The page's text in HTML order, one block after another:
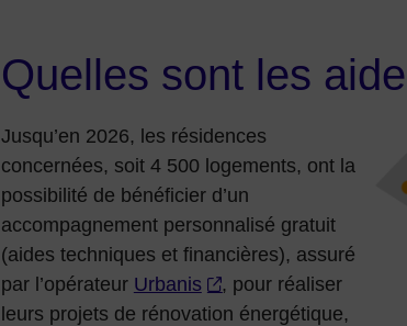
Quelles sont les
Jusqu’en 2026, les résidences
concernées, soit 4 500 logements, ont la
possibilité de bénéficier d’un
accompagnement personnalisé gratuit
(aides techniques et financières), assuré
par l’opérateur Urbanis
, pour réaliser
leurs projets de rénovation énergétique,